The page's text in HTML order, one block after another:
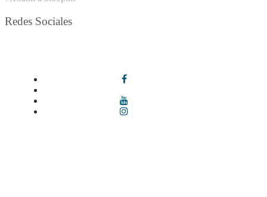
Redes Sociales